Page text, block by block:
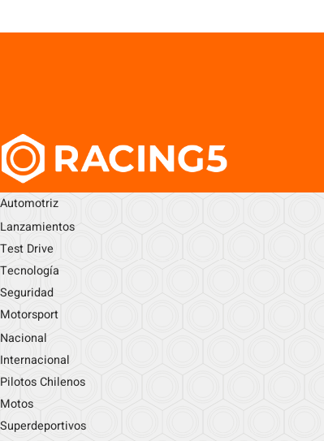
Automotriz
Lanzamientos
Test Drive
Tecnología
Seguridad
Motorsport
Nacional
Internacional
Pilotos Chilenos
Motos
Superdeportivos